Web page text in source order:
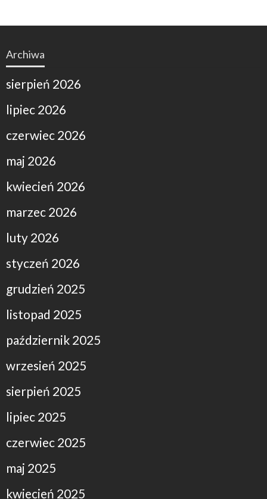
Archiwa
sierpień 2026
lipiec 2026
czerwiec 2026
maj 2026
kwiecień 2026
marzec 2026
luty 2026
styczeń 2026
grudzień 2025
listopad 2025
październik 2025
wrzesień 2025
sierpień 2025
lipiec 2025
czerwiec 2025
maj 2025
kwiecień 2025